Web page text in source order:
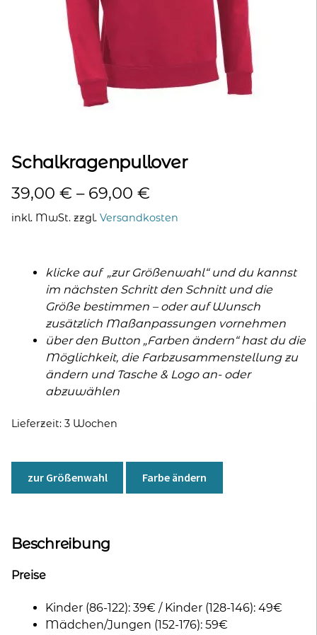
Schalkragenpullover
39,00 € – 69,00 €
inkl. MwSt. zzgl. Versandkosten
klicke auf „zur Größenwahl“ und du kannst
im nächsten Schritt den Schnitt und die
Größe bestimmen – oder auf Wunsch
zusätzlich Maßanpassungen vornehmen
über den Button „Farben ändern“ hast du die
Möglichkeit, die Farbzusammenstellung zu
ändern und Tasche & Logo an- oder
abzuwählen
Lieferzeit: 3 Wochen
zur Größenwahl Farbe ändern
Beschreibung
Preise
Kinder (86-122): 39€ / Kinder (128-146): 49€
Mädchen/Jungen (152-176): 59€